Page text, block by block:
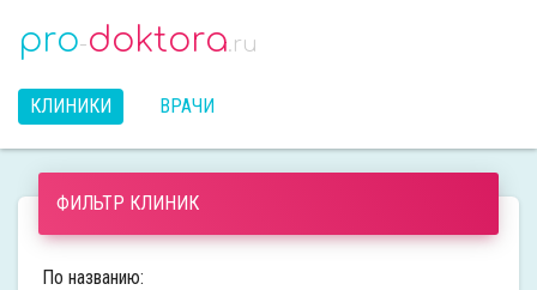
pro-doktora.ru
КЛИНИКИ ВРАЧИ
ФИЛЬТР КЛИНИК
По названию: